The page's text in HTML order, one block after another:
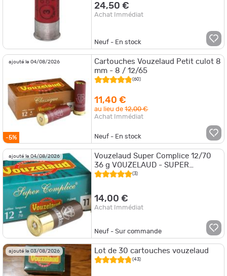
24,50 €
Achat Immédiat
Neuf - En stock
ajouté le 04/08/2026
-5%
Cartouches Vouzelaud Petit culot 8
mm - 8 / 12/65
(60)
11,40 €
au lieu de12,00 €
Achat Immédiat
Neuf - En stock
ajouté le 04/08/2026
Vouzelaud Super Complice 12/70
36 g VOUZELAUD - SUPER
COMPLICE 70 - P.11
(3)
14,00 €
Achat Immédiat
Neuf - Sur commande
ajouté le 03/08/2026 Lot de 30 cartouches vouzelaud
(43)